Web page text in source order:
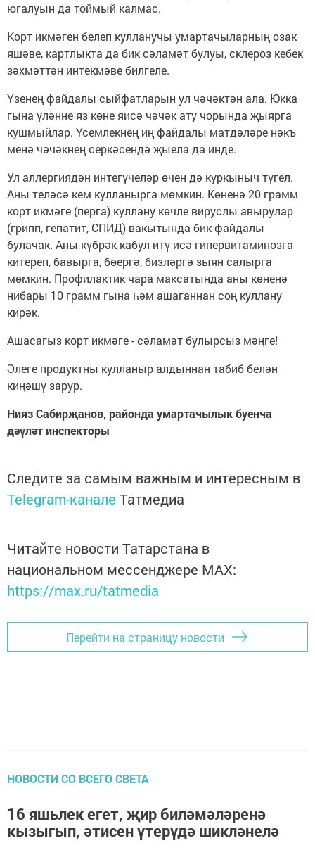
югалуын да тоймый калмас.
Корт икмәген белеп кулланучы умартачыларның озак
яшәве, картлыкта да бик сәламәт булуы, склероз кебек
зәхмәттән интекмәве билгеле.
Үзенең файдалы сыйфатларын ул чәчәктән ала. Юкка
гына үләнне яз көне яисә чәчәк ату чорында җыярга
кушмыйлар. Үсемлекнең иң файдалы матдәләре нәкъ
менә чәчәкнең серкәсендә җыела да инде.
Ул аллергиядән интегүчеләр өчен дә куркыныч түгел.
Аны теләсә кем кулланырга мөмкин. Көненә 20 грамм
корт икмәге (перга) куллану көчле вируслы авырулар
(грипп, гепатит, СПИД) вакытында бик файдалы
булачак. Аны күбрәк кабул итү исә гипервитаминозга
китереп, бавырга, бөергә, бизләргә зыян салырга
мөмкин. Профилактик чара максатында аны көненә
нибары 10 грамм гына һәм ашаганнан соң куллану
кирәк.
Ашасагыз корт икмәге - сәламәт булырсыз мәңге!
Әлеге продуктны кулланыр алдыннан табиб белән
киңәшү зарур.
Нияз Сабирҗанов,районда умартачылык буенча
дәүләт инспекторы
Следите за самым важным и интересным в
Telegram-канале Татмедиа
Читайте новости Татарстана в
национальном мессенджере MАХ:
https://max.ru/tatmedia
Перейти на страницу новости
НОВОСТИ СО ВСЕГО СВЕТА
16 яшьлек егет, җир биләмәләренә
кызыгып, әтисен үтерүдә шикләнелә